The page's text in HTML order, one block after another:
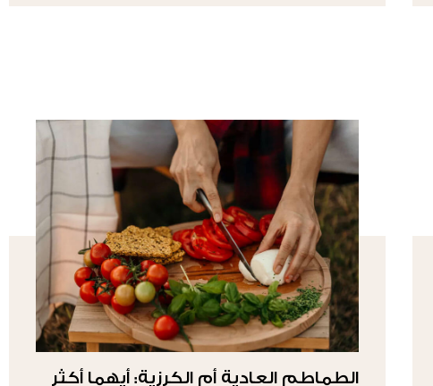
الطماطم العادية أم الكرزية: أيهما أكثر